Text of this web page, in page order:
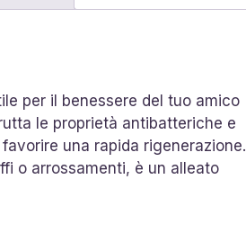
per il benessere del tuo amico
le proprietà antibatteriche e
una rapida rigenerazione.
o arrossamenti, è un alleato